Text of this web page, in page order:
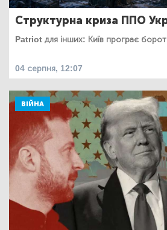
Структурна криза ППО
Patriot для інших: Київ програє
04 серпня, 12:07
ВІЙНА